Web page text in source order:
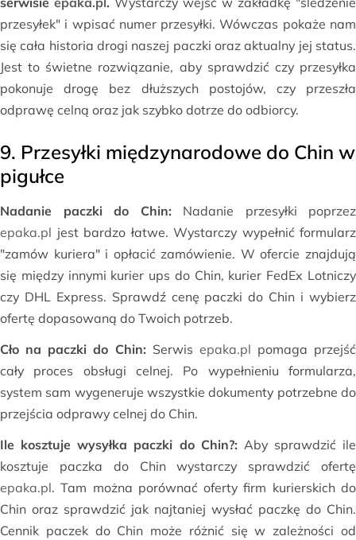
przesyłek" i wpisać numer przesyłki. Wówczas pokaże nam
się cała historia drogi naszej paczki oraz aktualny jej status.
Jest to świetne rozwiązanie, aby sprawdzić czy przesyłka
pokonuje drogę bez dłuższych postojów, czy przeszła
odprawę celną oraz jak szybko dotrze do odbiorcy.
9. Przesyłki międzynarodowe do Chin w
pigułce
Nadanie paczki do Chin: Nadanie przesyłki poprzez
epaka.pl jest bardzo łatwe. Wystarczy wypełnić formularz
"zamów kuriera" i opłacić zamówienie. W ofercie znajdują
się między innymi kurier ups do Chin, kurier FedEx Lotniczy
czy DHL Express. Sprawdź cenę paczki do Chin i wybierz
ofertę dopasowaną do Twoich potrzeb.
Cło na paczki do Chin: Serwis epaka.pl pomaga przejść
cały proces obsługi celnej. Po wypełnieniu formularza,
system sam wygeneruje wszystkie dokumenty potrzebne do
przejścia odprawy celnej do Chin.
Ile kosztuje wysyłka paczki do Chin?: Aby sprawdzić ile
kosztuje paczka do Chin wystarczy sprawdzić ofertę
epaka.pl. Tam można porównać oferty firm kurierskich do
Chin oraz sprawdzić jak najtaniej wysłać paczkę do Chin.
Cennik paczek do Chin może różnić się w zależności od